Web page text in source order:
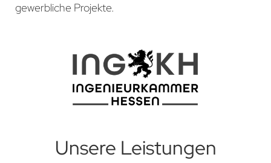
gewerbliche Projekte.
Unsere Leistungen